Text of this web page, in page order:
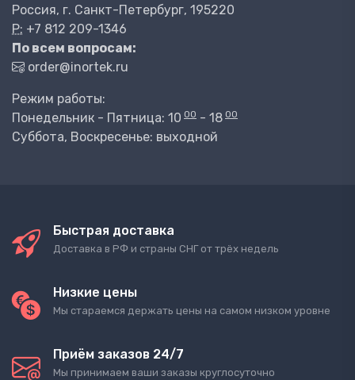
Россия, г. Санкт-Петербург, 195220
P: +7 812 209-1346
По всем вопросам:
order@inortek.ru
Режим работы:
Понедельник - Пятница: 10 00 - 18 00
Суббота, Воскресенье: выходной
Быстрая доставка
Доставка в РФ и страны СНГ от трёх недель
Низкие цены
Мы стараемся держать цены на самом низком уровне
Приём заказов 24/7
Мы принимаем ваши заказы круглосуточно